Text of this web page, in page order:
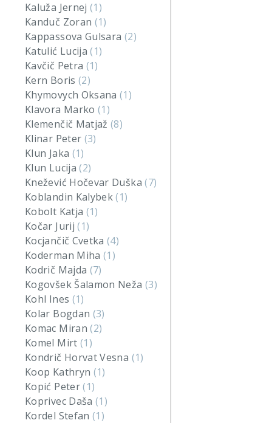
Kaluža Jernej(1)
Kanduč Zoran (1)
Kappassova Gulsara (2)
Katulić Lucija(1)
Kavčič Petra (1)
Kern Boris (2)
Khymovych Oksana(1)
Klavora Marko(1)
Klemenčič Matjaž(8)
Klinar Peter (3)
Klun Jaka (1)
Klun Lucija(2)
Knežević Hočevar Duška(7)
Koblandin Kalybek(1)
Kobolt Katja (1)
Kočar Jurij(1)
Kocjančič Cvetka(4)
Koderman Miha(1)
Kodrič Majda (7)
Kogovšek Šalamon Neža (3)
Kohl Ines (1)
Kolar Bogdan (3)
Komac Miran(2)
Komel Mirt (1)
Kondrič Horvat Vesna (1)
Koop Kathryn (1)
Kopić Peter(1)
Koprivec Daša(1)
Kordel Stefan(1)